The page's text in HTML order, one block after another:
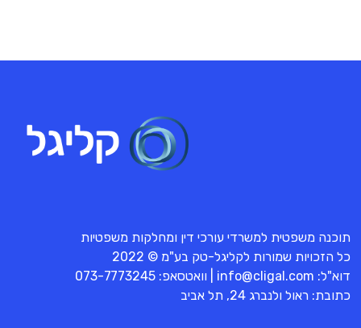
תוכנה משפטית למשרדי עורכי דין ומחלקות משפטיות
כל הזכויות שמורות לקליגל-טק בע"מ © 2022
דוא"ל: info@cligal.com | וואטסאפ: 073-7773245
כתובת: ראול ולנברג 24, תל אביב